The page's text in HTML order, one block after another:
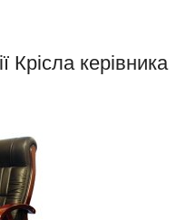
Крісла керівника